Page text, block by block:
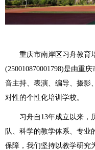
重庆市南岸区习舟教育
(250010870001798)是由重
音主持、表演、编导、摄影
对性的个性化培训学校。
习舟自13年成立以来，历
队、科学的教学体系、专业
保障，我们坚持以教学研究